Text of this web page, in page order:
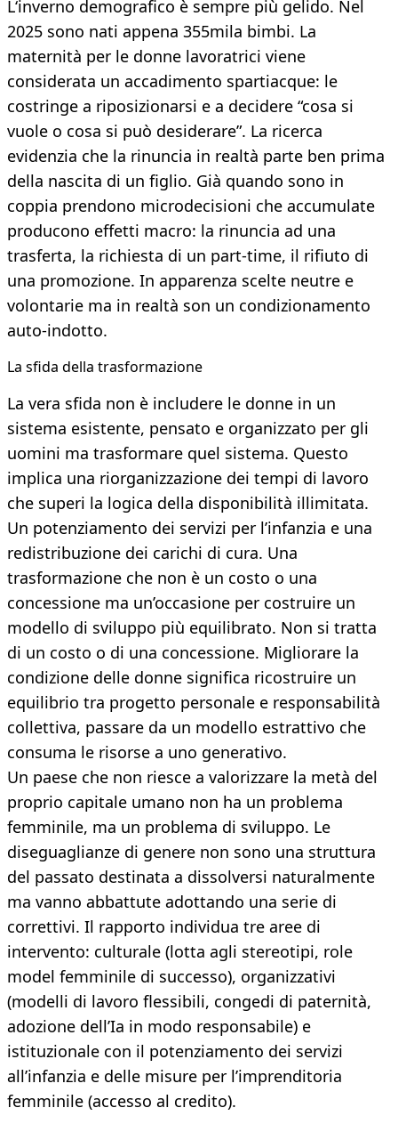
L‘inverno demografico è sempre più gelido. Nel
2025 sono nati appena 355mila bimbi. La
maternità per le donne lavoratrici viene
considerata un accadimento spartiacque: le
costringe a riposizionarsi e a decidere “cosa si
vuole o cosa si può desiderare”. La ricerca
evidenzia che la rinuncia in realtà parte ben prima
della nascita di un figlio. Già quando sono in
coppia prendono microdecisioni che accumulate
producono effetti macro: la rinuncia ad una
trasferta, la richiesta di un part-time, il rifiuto di
una promozione. In apparenza scelte neutre e
volontarie ma in realtà son un condizionamento
auto-indotto.
La sfida della trasformazione
La vera sfida non è includere le donne in un
sistema esistente, pensato e organizzato per gli
uomini ma trasformare quel sistema. Questo
implica una riorganizzazione dei tempi di lavoro
che superi la logica della disponibilità illimitata.
Un potenziamento dei servizi per l’infanzia e una
redistribuzione dei carichi di cura. Una
trasformazione che non è un costo o una
concessione ma un’occasione per costruire un
modello di sviluppo più equilibrato. Non si tratta
di un costo o di una concessione. Migliorare la
condizione delle donne significa ricostruire un
equilibrio tra progetto personale e responsabilità
collettiva, passare da un modello estrattivo che
consuma le risorse a uno generativo.
Un paese che non riesce a valorizzare la metà del
proprio capitale umano non ha un problema
femminile, ma un problema di sviluppo. Le
diseguaglianze di genere non sono una struttura
del passato destinata a dissolversi naturalmente
ma vanno abbattute adottando una serie di
correttivi. Il rapporto individua tre aree di
intervento: culturale (lotta agli stereotipi, role
model femminile di successo), organizzativi
(modelli di lavoro flessibili, congedi di paternità,
adozione dell’Ia in modo responsabile) e
istituzionale con il potenziamento dei servizi
all’infanzia e delle misure per l’imprenditoria
femminile (accesso al credito).